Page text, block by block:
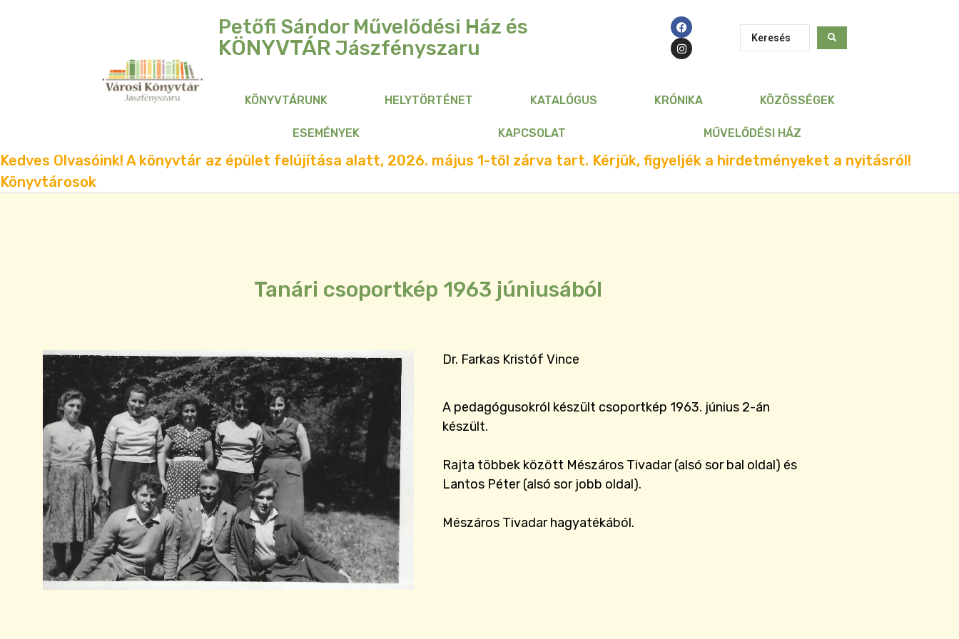
Petőfi Sándor Művelődési Ház és
KÖNYVTÁR Jászfényszaru
KÖNYVTÁRUNK HELYTÖRTÉNET KATALÓGUS KRÓNIKA KÖZÖSSÉGEK
ESEMÉNYEK KAPCSOLAT MŰVELŐDÉSI HÁZ
Kedves Olvasóink! A könyvtár az épület felújítása alatt, 2026. május 1-től zárva tart. Kérjük, figyeljék a hirdetményeket a nyitásról!
Könyvtárosok
Tanári csoportkép 1963 júniusából
Dr. Farkas Kristóf Vince
A pedagógusokról készült csoportkép 1963. június 2-án
készült.
Rajta többek között Mészáros Tivadar (alsó sor bal oldal) és
Lantos Péter (alsó sor jobb oldal).
Mészáros Tivadar hagyatékából.